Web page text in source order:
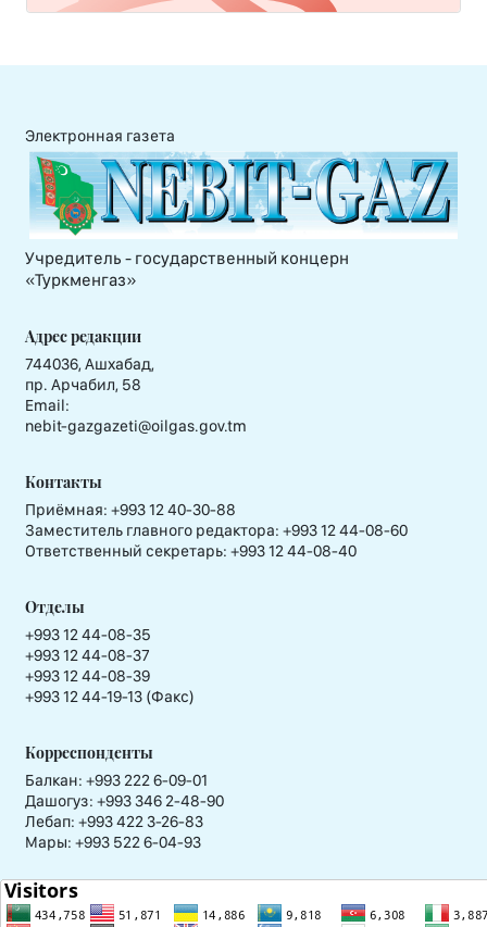
Электронная газета
Учредитель - государственный концерн
«Туркменгаз»
Адрес редакции
744036, Ашхабад,
пр. Арчабил, 58
Email:
nebit-gazgazeti@oilgas.gov.tm
Контакты
Приёмная: +993 12 40-30-88
Заместитель главного редактора: +993 12 44-08-60
Ответственный секретарь: +993 12 44-08-40
Отделы
+993 12 44-08-35
+993 12 44-08-37
+993 12 44-08-39
+993 12 44-19-13 (Факс)
Корреспонденты
Балкан: +993 222 6-09-01
Дашогуз: +993 346 2-48-90
Лебап: +993 422 3-26-83
Мары: +993 522 6-04-93